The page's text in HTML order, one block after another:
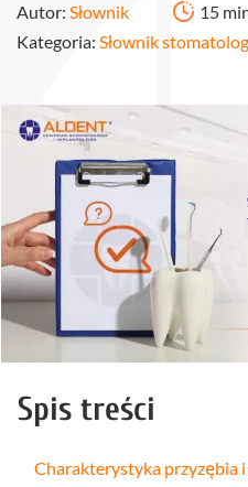
Autor: Słownik
15
Kategoria: Słownik
Spis treści
Charakterystyka przyzębia